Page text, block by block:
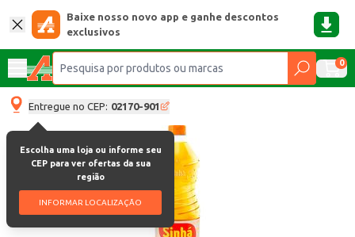
Baixe nosso novo app e ganhe descontos
exclusivos
0
Entregue no CEP: 02170-901
Escolha uma loja ou informe seu
CEP para ver ofertas da sua
região
INFORMAR LOCALIZAÇÃO